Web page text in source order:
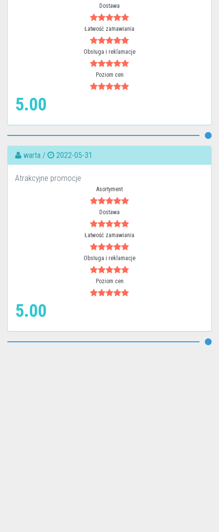
Dostawa
Łatwość zamawiania
Obsługa i reklamacje
Poziom cen
5.00
warta / 2022-05-31
Atrakcyjne promocje
Asortyment
Dostawa
Łatwość zamawiania
Obsługa i reklamacje
Poziom cen
5.00